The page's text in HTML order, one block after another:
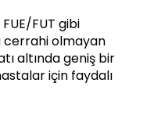
FUT gibi
cerrahi olmayan
altında geniş bir
için faydalı